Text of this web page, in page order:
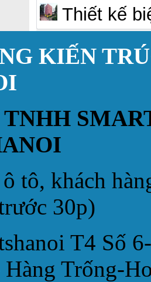
Thiết kế
KIẾN
tô, khách
30p)
T4 Số
Trống-